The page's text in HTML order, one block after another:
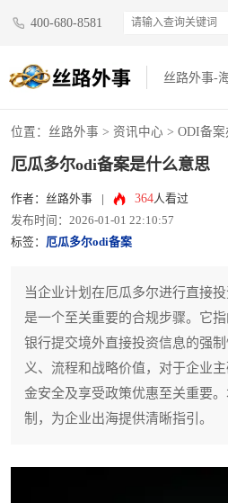
400-680-8581
丝路外事-
位置： 丝路外事 > 资讯中心 > ODI备案
厄瓜多尔odi备案是什么意思
作者：丝路外事 364人看过
发布时间：2026-01-01 22:10:57
标签： 厄瓜多尔odi备案
当企业计划在厄瓜多尔进行直接
是一个至关重要的合规步骤。它
银行提交境外直接投资信息的强
义、流程和战略价值，对于企业
金安全及享受政策优惠至关重要
制，为企业出海提供清晰指引。